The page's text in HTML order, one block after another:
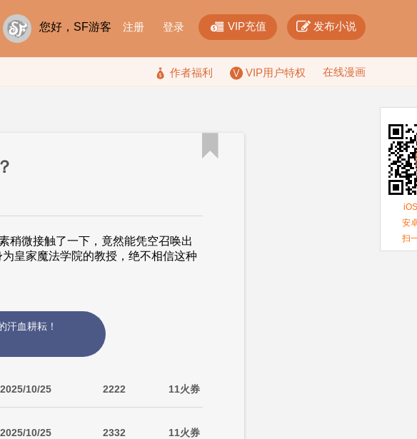
您好，SF游客 注册 登录  VIP充值  发布小说
 作者福利 VIP用户特权 在线漫画
稍微接触了一下，竟然能凭空召唤出
皇家魔法学院的教授，绝不相信这种
汗血耕耘！
2025/10/25 2222 11火券
2025/10/25 2332 11火券

安
扫